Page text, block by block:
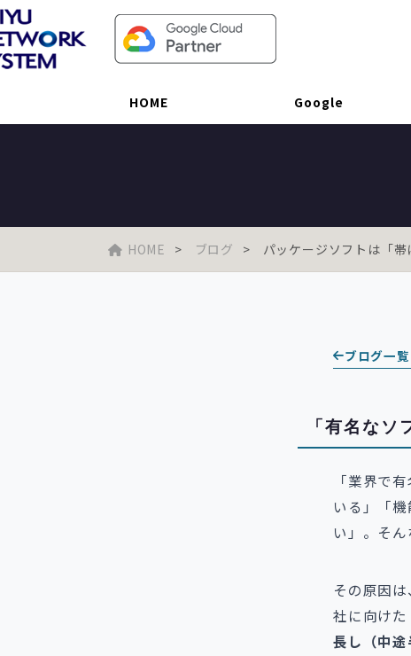
HOME Google
パッケージソフトは「帯に短し、
HOME ブログ パッケージソフトは「
ブログ一
「有名な
「業界で
いる」「
い」。そ
その原因
社に向け
長し（中途